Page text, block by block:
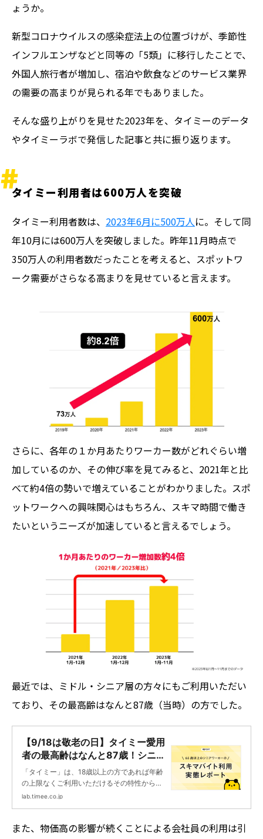
ょうか。
新型コロナウイルスの感染症法上の位置づけが、季節性
インフルエンザなどと同等の「5類」に移行したことで、
外国人旅行者が増加し、宿泊や飲食などのサービス業界
の需要の高まりが見られる年でもありました。
そんな盛り上がりを見せた2023年を、タイミーのデータ
やタイミーラボで発信した記事と共に振り返ります。
タイミー利用者は600万人を突破
タイミー利用者数は、 2023年6月に500万人に。そして同
年10月には600万人を突破しました。昨年11月時点で
350万人の利用者数だったことを考えると、スポットワ
ーク需要がさらなる高まりを見せていると言えます。
さらに、各年の１か月あたりワーカー数がどれぐらい増
加しているのか、その伸び率を見てみると、2021年と比
べて約4倍の勢いで増えていることがわかりました。スポ
ットワークへの興味関心はもちろん、スキマ時間で働き
たいというニーズが加速していると言えるでしょう。
最近では、ミドル・シニア層の方々にもご利用いただい
ており、その最高齢はなんと87歳（当時）の方でした。
【9/18は敬老の日】タイミー愛用
者の最高齢はなんと87歳！シニア
ワーカーのスキマバイト利用状況
をご紹介！ | タイミーラボ - スキ
マで働く、世界が広がる。
「タイミー」は、18歳以上の方であれば年齢
の上限なくご利用いただけるその特性から、
シニアの方（65歳以上）にもご利用いただい
介！年齢による制限を受けずにスキマバイト
lab.timee.co.jp
また、物価高の影響が続くことによる会社員の利用は引